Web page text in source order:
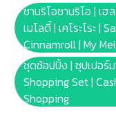
คำเตือน/ข้อห้าม:
ห้ามแยกชิ้นส่วนออก
งานในการดูแลของ
และขว้างปา
ซานริโอซานริโอ | เฮ
เมโลดี้ | เคโระโระ |
Cinnamroll | My
ชุดช้อปปิ้ง | ซุปเปอร์
Shopping Set |
Shopping